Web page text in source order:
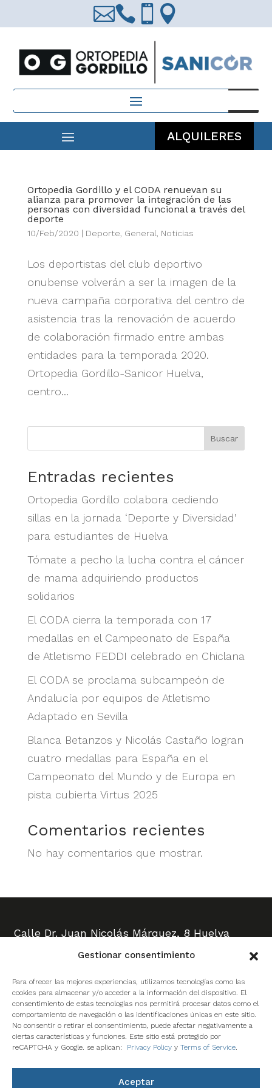
Gestionar consentimiento
Para ofrecer las mejores experiencias, utilizamos tecnologías como las
cookies para almacenar y/o acceder a la información del dispositivo. El
consentimiento de estas tecnologías nos permitirá procesar datos como el
comportamiento de navegación o las identificaciones únicas en este sitio.
No consentir o retirar el consentimiento, puede afectar negativamente a
ciertas características y funciones. Este sitio está protegido por
reCAPTCHA y Google. se aplican: Privacy Policy y Terms of Service.
Aceptar
  
Búsqueda
productos
ALQUILERES
Ortopedia Gordillo y el CODA renuevan su
alianza para promover la integración de las
personas con diversidad funcional a través del
deporte
10/Feb/2020 | Deporte General Noticias
Los deportistas del club deportivo
onubense volverán a ser la imagen de la
nueva campaña corporativa del centro de
asistencia tras la renovación de acuerdo
de colaboración firmado entre ambas
entidades para la temporada 2020.
Ortopedia Gordillo-Sanicor Huelva,
centro...
Buscar
Entradas recientes
Ortopedia Gordillo colabora cediendo
sillas en la jornada ‘Deporte y Diversidad’
para estudiantes de Huelva
Tómate a pecho la lucha contra el cáncer
de mama adquiriendo productos
solidarios
El CODA cierra la temporada con 17
medallas en el Campeonato de España
de Atletismo FEDDI celebrado en Chiclana
El CODA se proclama subcampeón de
Andalucía por equipos de Atletismo
Adaptado en Sevilla
Blanca Betanzos y Nicolás Castaño logran
cuatro medallas para España en el
Campeonato del Mundo y de Europa en
pista cubierta Virtus 2025
Comentarios recientes
No hay comentarios que mostrar.
Calle Dr. Juan Nicolás Márquez, 8 Huelva
Teléfono y Fax:959 249 038
Huelva
Teléfono:959 151 996- Fax: 959 290 562
Calle Guillermo Poole de Arcos, 6 Huelva
Teléfono:959 815 505
Avda. 28 de Febrero, 141 Bollullos Par del